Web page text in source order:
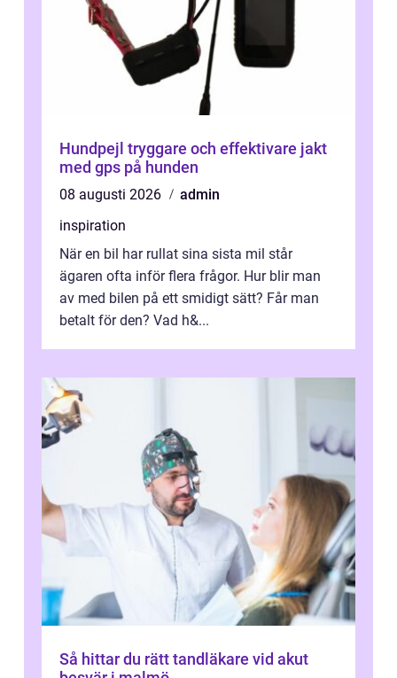
Hundpejl tryggare och effektivare jakt
med gps på hunden
08 augusti 2026
admin
inspiration
När en bil har rullat sina sista mil står
ägaren ofta inför flera frågor. Hur blir man
av med bilen på ett smidigt sätt? Får man
betalt för den? Vad h&...
Så hittar du rätt tandläkare vid akut